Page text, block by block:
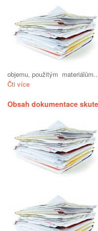
objemu, použitým
Čti více
Obsah dokumentace